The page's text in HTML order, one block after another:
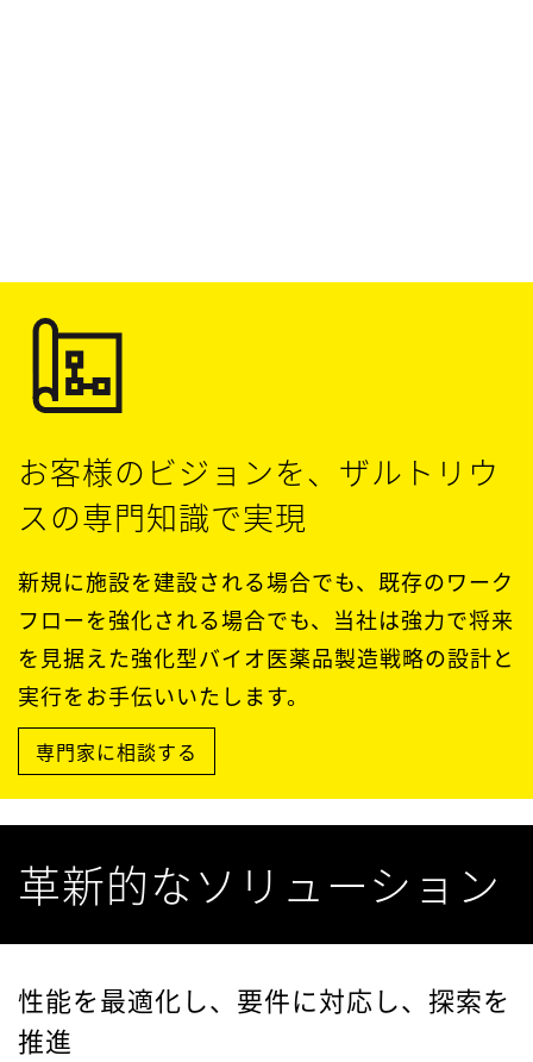
お客様のビジョンを、ザルトリウ
スの専門知識で実現
新規に施設を建設される場合でも、既存のワーク
フローを強化される場合でも、当社は強力で将来
を見据えた強化型バイオ医薬品製造戦略の設計と
実行をお手伝いいたします。
専門家に相談する
革新的なソリューション
性能を最適化し、要件に対応し、探索を
推進